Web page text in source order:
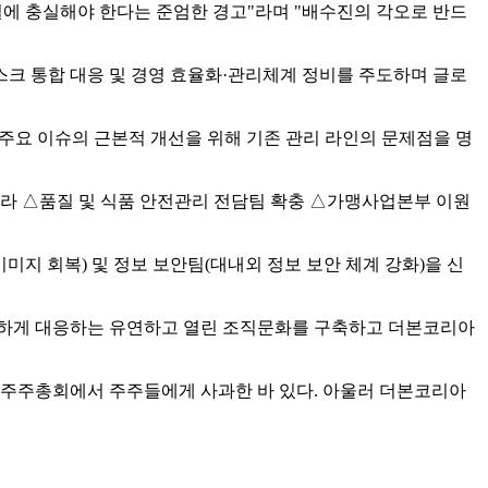
충실해야 한다는 준엄한 경고"라며 "배수진의 각오로 반드
통합 대응 및 경영 효율화·관리체계 정비를 주도하며 글로
요 이슈의 근본적 개선을 위해 기존 관리 라인의 문제점을 명
△품질 및 식품 안전관리 전담팀 확충 △가맹사업본부 이원
지 회복) 및 정보 보안팀(대내외 정보 보안 체계 강화)을 신
대응하는 유연하고 열린 조직문화를 구축하고 더본코리아
주총회에서 주주들에게 사과한 바 있다. 아울러 더본코리아